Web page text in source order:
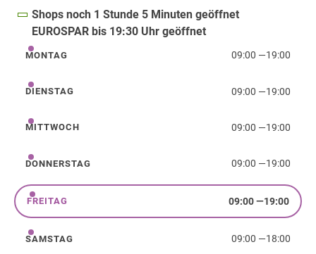
Shops noch 1 Stunde 5 Minuten geöffnet
EUROSPAR bis 19:30 Uhr geöffnet
Montag
MONTAG 09:00 —19:00
Dienstag
DIENSTAG 09:00 —19:00
Mittwoch
MITTWOCH 09:00 —19:00
Donnerstag
DONNERSTAG 09:00 —19:00
Freitag
FREITAG 09:00—19:00
Samstag
SAMSTAG 09:00 —18:00